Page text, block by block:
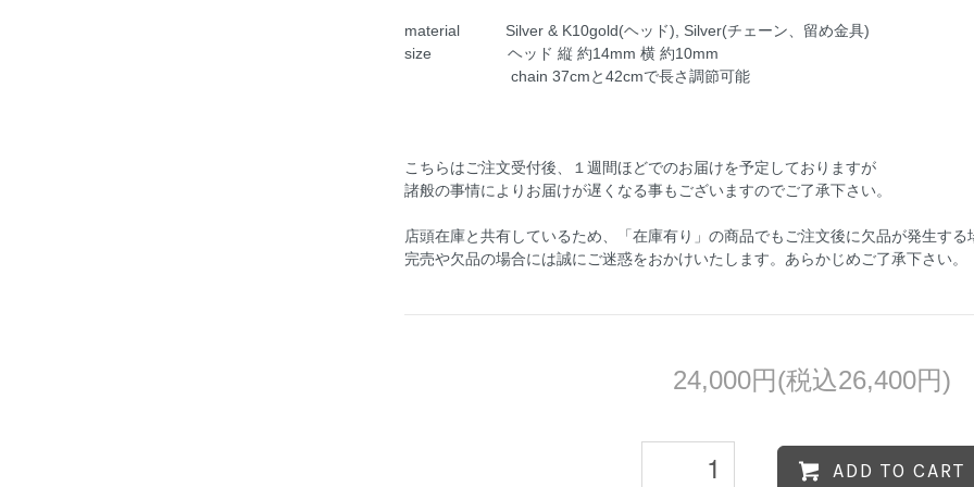
material Silver & K10gold(ヘッド), Silver(チェーン、留め金具)
size ヘッド 縦 約14mm 横 約10mm
chain 37cmと42cmで長さ調節可能
こちらはご注文受付後、１週間ほどでのお届けを予定しておりますが
諸般の事情によりお届けが遅くなる事もございますのでご了承下さい。
店頭在庫と共有しているため、「在庫有り」の商品でもご注文後に欠品が発生する
完売や欠品の場合には誠にご迷惑をおかけいたします。あらかじめご了承下さい。
24,000円(税込26,400円)
ADD TO CART